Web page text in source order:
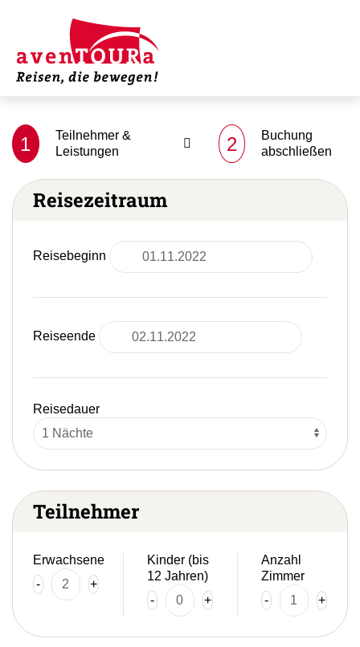
1
Teilnehmer &
Leistungen
2
Buchung
abschließen
Reisezeitraum
Reisebeginn
Reiseende
Reisedauer
Teilnehmer
Erwachsene
-
+
Kinder (bis
12 Jahren)
-
+
Anzahl
Zimmer
-
+